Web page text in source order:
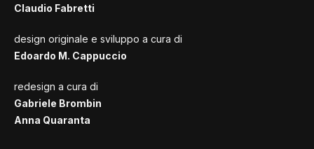
Claudio Fabretti
design originale e sviluppo a cura di
Edoardo M. Cappuccio
redesign a cura di
Gabriele Brombin
Anna Quaranta